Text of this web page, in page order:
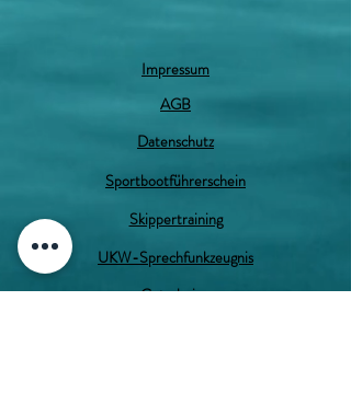
Impressum
AGB
Datenschutz
Sportbootführerschein
Skippertraining
UKW-Sprechfunkzeugnis
Gutscheine